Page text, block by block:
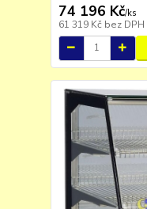
74 196 Kč/ks
61 319 Kč bez DPH